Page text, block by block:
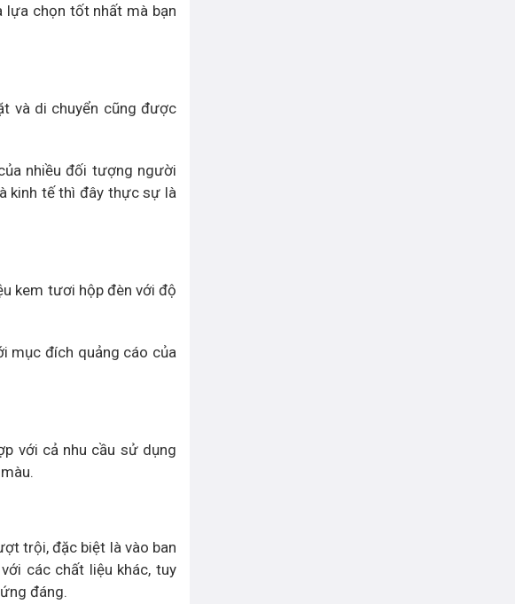
lựa chọn tốt nhất mà bạn
và di chuyển cũng được
nhiều đối tượng người
kinh tế thì đây thực sự là
kem tươi hộp đèn với độ
mục đích quảng cáo của
với cả nhu cầu sử dụng
trội, đặc biệt là vào ban
các chất liệu khác, tuy
đáng.